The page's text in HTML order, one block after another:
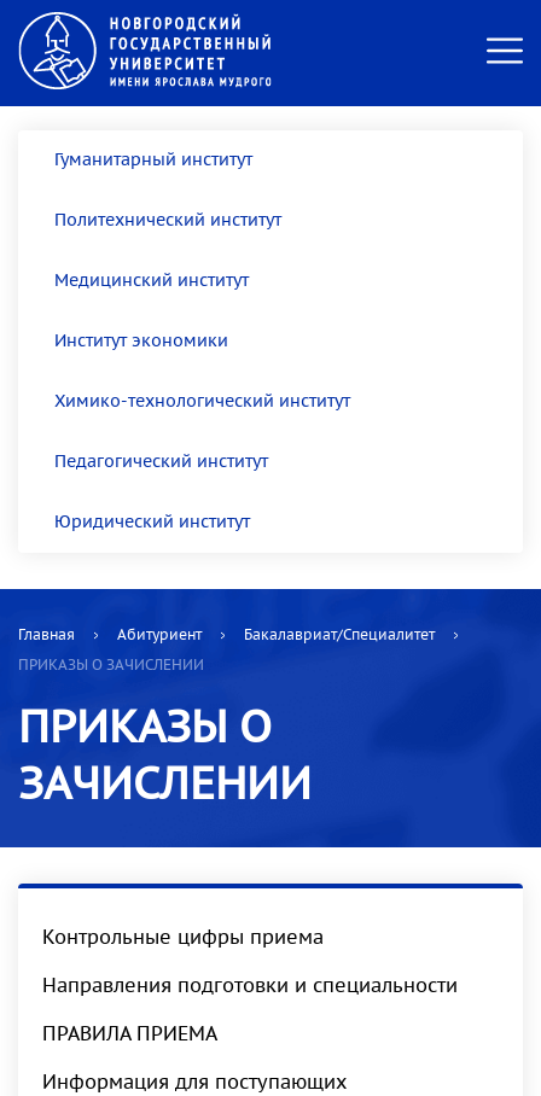
Гуманитарный институт
Политехнический институт
Медицинский институт
Институт экономики
Химико-технологический институт
Педагогический институт
Юридический институт
Главная Абитуриент
Бакалавриат/Специалитет
ПРИКАЗЫ О ЗАЧИСЛЕНИИ
ПРИКАЗЫ О
ЗАЧИСЛЕНИИ
Контрольные цифры приема
Направления подготовки и специальности
ПРАВИЛА ПРИЕМА
Информация для поступающих